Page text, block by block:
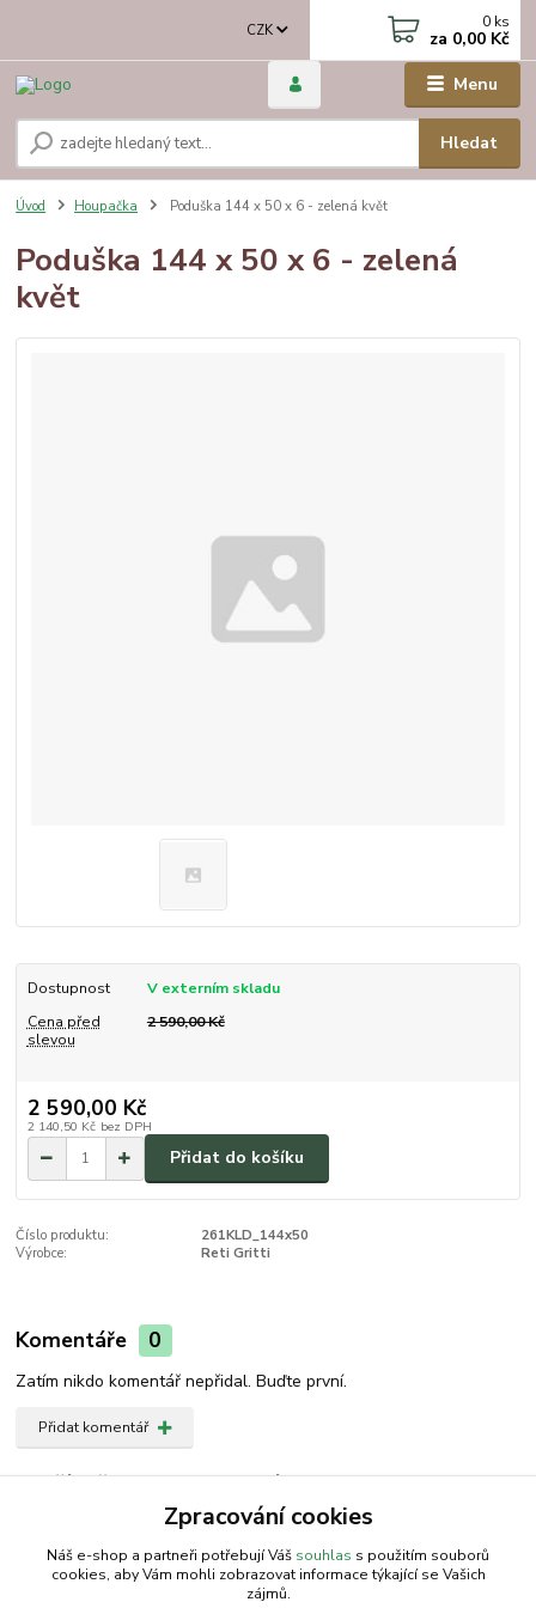
Menu
CZK
Hledat
0 ks
za 0,00 Kč
Úvod Houpačka Poduška 144 x 50 x 6 - zelená květ
Poduška 144 x 50 x 6 - zelená
květ
Dostupnost
V externím skladu
Cena před
slevou
2 590,00 Kč
2 590,00 Kč
2 140,50 Kč bez DPH
Přidat do košíku
Číslo produktu:
261KLD_144x50
Výrobce:
Reti Gritti
Komentáře 0
Zatím nikdo komentář nepřidal. Buďte první.
Přidat komentář
Zboží zařazeno v kategoriích
Zpracování cookies
Náš e-shop a partneři potřebují Váš souhlas s použitím souborů
cookies, aby Vám mohli zobrazovat informace týkající se Vašich
zájmů.